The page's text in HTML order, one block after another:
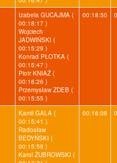
Izabela GUCAJMA (
00:18:17 )
Wojciech
JADWIŃSKI (
00:15:29 )
Konrad PŁOTKA (
00:15:47 )
Piotr KNIAŹ (
00:16:26 )
Przemysław ZDEB (
00:15:55 )
00:18:50
Kamil GALA (
00:15:41 )
Radosław
BEDYŃSKI (
00:15:59 )
Karol ŻUBROWSKI (
00:16:08